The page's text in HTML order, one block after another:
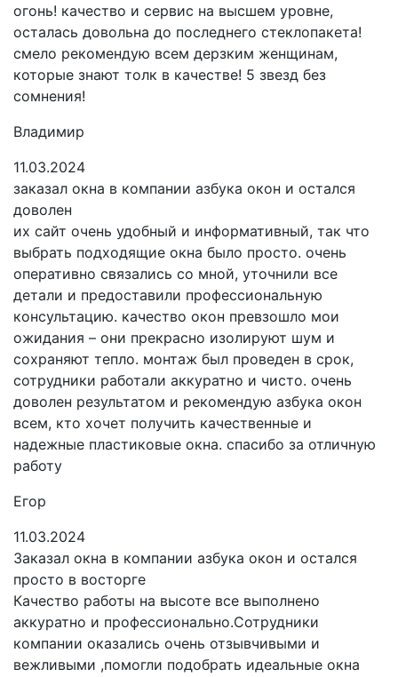
огонь! качество и сервис на высшем уровне,
осталась довольна до последнего стеклопакета!
смело рекомендую всем дерзким женщинам,
которые знают толк в качестве! 5 звезд без
сомнения!
Владимир
11.03.2024
заказал окна в компании азбука окон и остался
доволен
их сайт очень удобный и информативный, так что
выбрать подходящие окна было просто. очень
оперативно связались со мной, уточнили все
детали и предоставили профессиональную
консультацию. качество окон превзошло мои
ожидания – они прекрасно изолируют шум и
сохраняют тепло. монтаж был проведен в срок,
сотрудники работали аккуратно и чисто. очень
доволен результатом и рекомендую азбука окон
всем, кто хочет получить качественные и
надежные пластиковые окна. спасибо за отличную
работу
Егор
11.03.2024
Заказал окна в компании азбука окон и остался
просто в восторге
Качество работы на высоте все выполнено
аккуратно и профессионально.Сотрудники
компании оказались очень отзывчивыми и
вежливыми ,помогли подобрать идеальные окна